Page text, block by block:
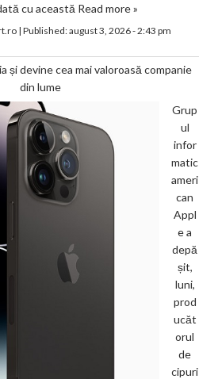
cu această Read more »
| Published:august 3, 2026 - 2:43 pm
și devine cea mai valoroasă companie
din lume
Grup
ul
infor
matic
ameri
can
Appl
e a
depă
șit,
luni,
prod
ucăt
orul
de
cipuri